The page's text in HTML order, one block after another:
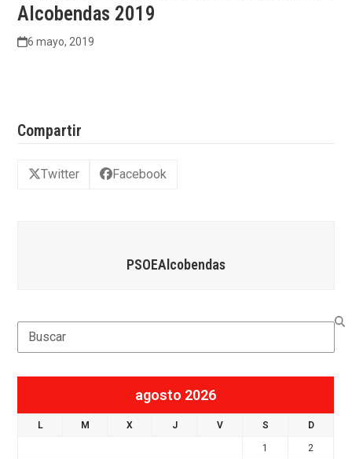
Alcobendas 2019
6 mayo, 2019
Compartir
Twitter Facebook
PSOEAlcobendas
Search
agosto 2026
L M X J V S D
1 2